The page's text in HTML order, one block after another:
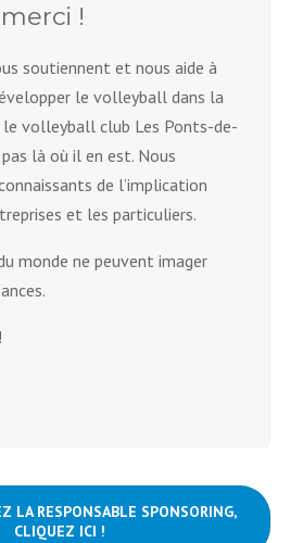
!
soutiennent et nous aide à
le volleyball dans la
le volleyball club Les Ponts-de-
là où il en est. Nous
de l’implication
et les particuliers.
monde ne peuvent imager
LA RESPONSABLE SPONSORING,
CLIQUEZ ICI !